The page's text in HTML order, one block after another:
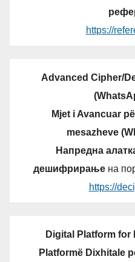
https://
Advanced Cipher/
Mjet i Avancuar
mesazheve
Напредна
дешифрирањена
https://
Digital Platform for
Platformë Dixhitale